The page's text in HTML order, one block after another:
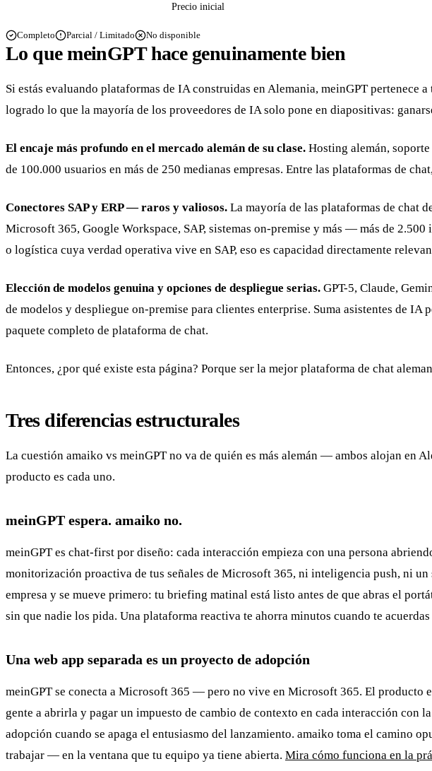
Precio inicial
Completo Parcial / Limitado No disponible
Lo que meinGPT hace genuinamente bien
Si estás evaluando plataformas de IA construidas en Alemania, meinGPT
logrado lo que la mayoría de los proveedores de IA solo pone en diapositivas:
El encaje más profundo en el mercado alemán de su clase. Hosting alemán,
de 100.000 usuarios en más de 250 medianas empresas. Entre las plataformas de
Conectores SAP y ERP — raros y valiosos. La mayoría de las plataformas de chat
Microsoft 365, Google Workspace, SAP, sistemas on-premise y más — más de
o logística cuya verdad operativa vive en SAP, eso es capacidad directamente
Elección de modelos genuina y opciones de despliegue serias. GPT-5, Claude,
de modelos y despliegue on-premise para clientes enterprise. Suma asistentes de
paquete completo de plataforma de chat.
Entonces, ¿por qué existe esta página? Porque ser la mejor plataforma de chat
Tres diferencias estructurales
La cuestión amaiko vs meinGPT no va de quién es más alemán — ambos alojan en
producto es cada uno.
meinGPT espera. amaiko no.
meinGPT es chat-first por diseño: cada interacción empieza con una persona
monitorización proactiva de tus señales de Microsoft 365, ni inteligencia push, ni un
empresa y se mueve primero: tu briefing matinal está listo antes de que abras el
sin que nadie los pida. Una plataforma reactiva te ahorra minutos cuando te
Una web app separada es un proyecto de adopción
meinGPT se conecta a Microsoft 365 — pero no vive en Microsoft 365. El producto
gente a abrirla y pagar un impuesto de cambio de contexto en cada interacción con
adopción cuando se apaga el entusiasmo del lanzamiento. amaiko toma el camino
trabajar — en la ventana que tu equipo ya tiene abierta. Mira cómo funciona en la